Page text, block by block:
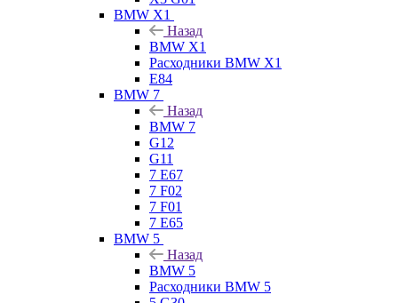
BMW X1
Назад
BMW X1
Расходники BMW X1
E84
BMW 7
Назад
BMW 7
G12
G11
7 Е67
7 F02
7 F01
7 E65
BMW 5
Назад
BMW 5
Расходники BMW 5